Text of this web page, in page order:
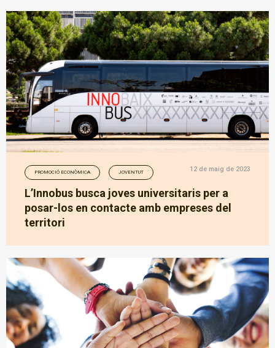
PROMOCIÓ ECONÒMICA JOVENTUT 12 de maig de 2023
L’Innobus busca joves universitaris per a
posar-los en contacte amb empreses del
territori